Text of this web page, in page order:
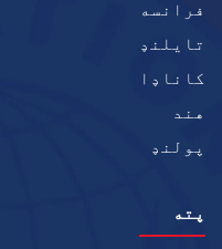
فرانسه
تایلنډ
کاناډا
هند
پولنډ
پته